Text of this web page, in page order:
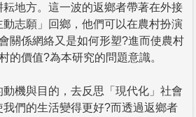
地方。這一波的返鄉者帶著在外接
志願」回鄉，他們可以在農村扮演
關係網絡又是如何形塑?進而使農村
的價值?為本研究的問題意識。
機與目的，去反思「現代化」社會
們的生活變得更好?而透過返鄉者